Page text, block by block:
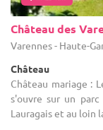
Château des
Varennes - Haute-
Château
Château mariage :
s'ouvre sur un
Lauragais et au loin